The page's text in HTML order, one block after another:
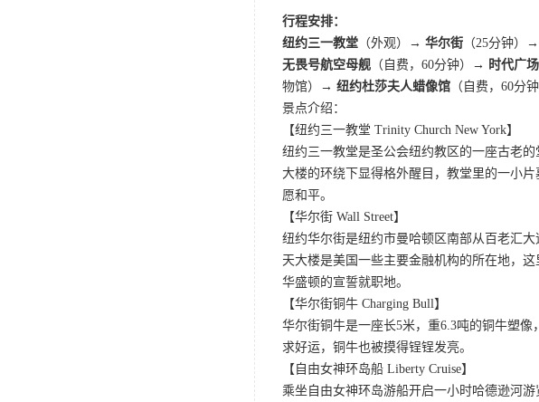
行程安排：
纽约三一教堂 （外观）→ 华尔街 （25分钟）→
无畏号航空母舰 （自费，60分钟）→ 时代广场
物馆）→ 纽约杜莎夫人蜡像馆 （自费，60分钟
景点介绍：
【纽约三一教堂 Trinity Church New York】
纽约三一教堂是圣公会纽约教区的一座古老
大楼的环绕下显得格外醒目，教堂里的一小
愿和平。
【华尔街 Wall Street】
纽约华尔街是纽约市曼哈顿区南部从百老汇
天大楼是美国一些主要金融机构的所在地，
华盛顿的宣誓就职地。
【华尔街铜牛 Charging Bull】
华尔街铜牛是一座长5米，重6.3吨的铜牛塑
求好运，铜牛也被摸得锃锃发亮。
【自由女神环岛船 Liberty Cruise】
乘坐自由女神环岛游船开启一小时哈德逊河